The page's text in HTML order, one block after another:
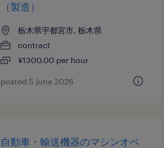
（製造）
栃木県宇都宮市, 栃木県
contract
¥1300.00 per hour
posted 5 june 2026
自動車・輸送機器のマシンオペ